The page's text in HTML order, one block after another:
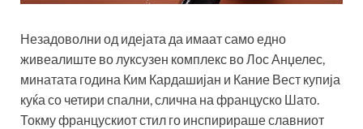
Незадоволни од идејата да имаат само едно
живеалиште во луксузен комплекс во Лос Анџелес,
минатата година Ким Кардашијан и Кание Вест купија
куќа со четири спални, слична на француско Шато.
Токму францускиот стил го инспирираше славниот